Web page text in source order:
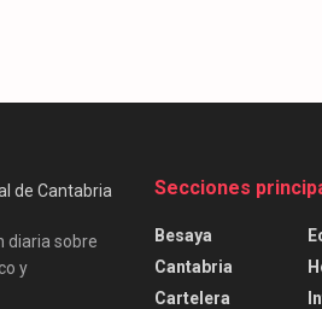
diaria sobre
y
Secciones
Besaya
Cantabria
Cartelera